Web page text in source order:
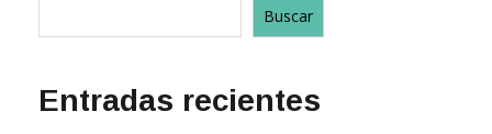
Buscar
Entradas recientes